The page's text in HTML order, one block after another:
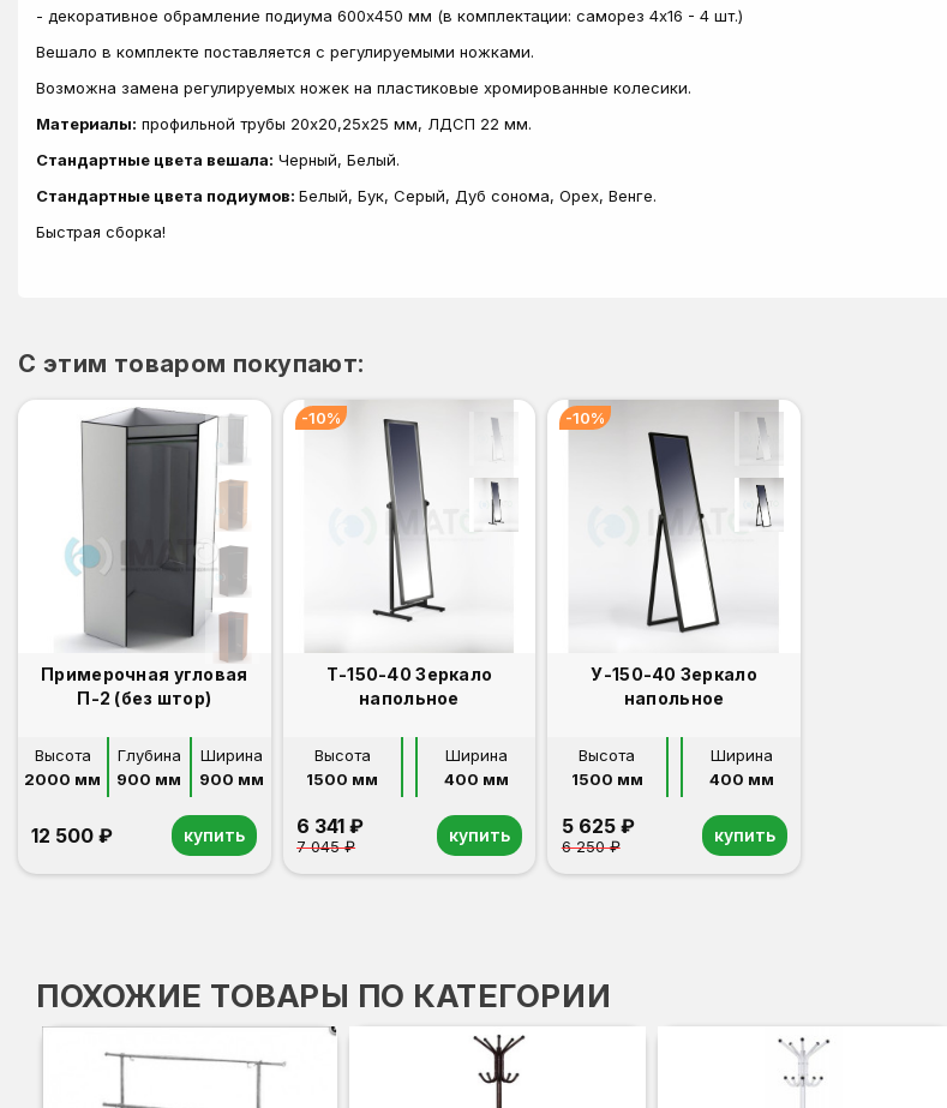
- декоративное обрамление подиума 600х450 мм (в комплектации: саморез 4х16 - 4 шт.)
Вешало в комплекте поставляется с регулируемыми ножками.
Возможна замена регулируемых ножек на пластиковые хромированные колесики.
Материалы: профильной трубы 20х20,25х25 мм, ЛДСП 22 мм.
Стандартные цвета вешала: Черный, Белый.
Стандартные цвета подиумов: Белый, Бук, Серый, Дуб сонома, Орех, Венге.
Быстрая сборка!
C этим товаром покупают:
Примерочная угловая
П-2 (без штор)
Высота
2000 мм
Глубина
900 мм
Ширина
900 мм
12 500 ₽ купить
-10%
Т-150-40 Зеркало
напольное
Высота
1500 мм
Ширина
400 мм
6 341 ₽
7 045 ₽
купить
-10%
У-150-40 Зеркало
напольное
Высота
1500 мм
Ширина
400 мм
5 625 ₽
6 250 ₽
купить
ПОХОЖИЕ ТОВАРЫ ПО КАТЕГОРИИ